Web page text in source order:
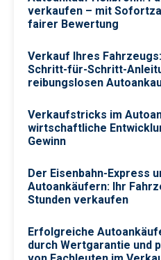
verkaufen – mit
fairer Bewertung
Verkauf Ihres
Schritt-für-Schritt-
reibungslosen
Verkaufstricks im
wirtschaftliche
Gewinn
Der Eisenbahn-Express
Autoankäufern: Ihr
Stunden verkaufen
Erfolgreiche
durch Wertgarantie und